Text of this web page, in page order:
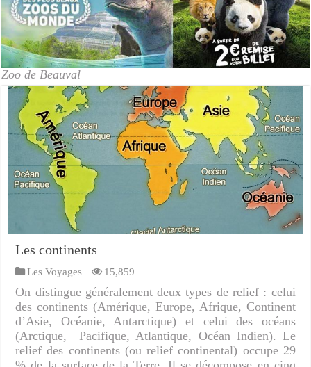
Zoo de Beauval
Les continents
Les Voyages 15,859
On distingue généralement deux types de relief : celui
des continents (Amérique, Europe, Afrique, Continent
d’Asie, Océanie, Antarctique) et celui des océans
(Arctique, Pacifique, Atlantique, Océan Indien). Le
relief des continents (ou relief continental) occupe 29